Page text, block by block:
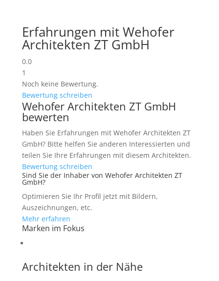
Erfahrungen mit Wehofer
Architekten ZT GmbH
0.0
1
Noch keine Bewertung.
Bewertung schreiben
Wehofer Architekten ZT GmbH
bewerten
Haben Sie Erfahrungen mit Wehofer Architekten ZT
GmbH? Bitte helfen Sie anderen Interessierten und
teilen Sie Ihre Erfahrungen mit diesem Architekten.
Bewertung schreiben
Sind Sie der Inhaber von Wehofer Architekten ZT
GmbH?
Optimieren Sie Ihr Profil jetzt mit Bildern,
Auszeichnungen, etc.
Mehr erfahren
Marken im Fokus
Architekten in der Nähe